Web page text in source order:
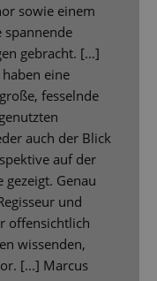
sowie einem
spannende
gebracht. […]
eine
fesselnde
auch der Blick
auf der
gezeigt. Genau
und
offensichtlich
wissenden,
[...] Marcus